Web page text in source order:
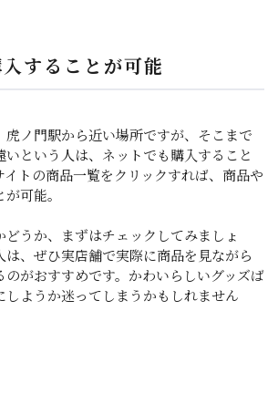
することが可能
虎ノ門駅から近い場所ですが、そこまで
という人は、ネットでも購入すること
トの商品一覧をクリックすれば、商品や
可能。
うか、まずはチェックしてみましょ
は、ぜひ実店舗で実際に商品を見ながら
のがおすすめです。かわいらしいグッズば
しようか迷ってしまうかもしれません